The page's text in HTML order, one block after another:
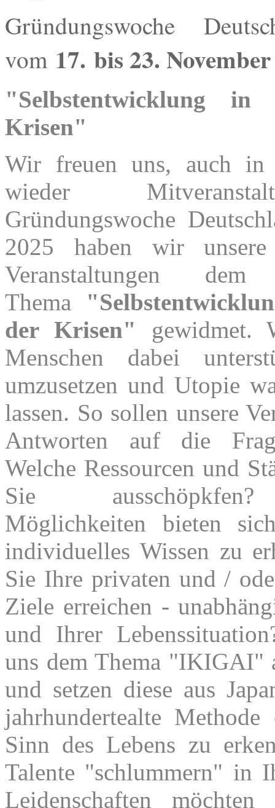
Gründungswoche
vom 17. bis 23.
"Selbstentwicklung
Krisen"
Wir freuen uns, auch in
wieder
Gründungswoche
2025 haben wir unsere
Veranstaltungen dem
Thema
der Krisen" gewidmet.
Menschen dabei
umzusetzen und Utopie
lassen. So sollen unsere
Antworten auf die
Welche Ressourcen und
Sie
Möglichkeiten bieten
individuelles Wissen zu
Sie Ihre privaten und /
Ziele erreichen -
und Ihrer
uns dem Thema "IKIGAI"
und setzen diese aus
jahrhundertealte
Sinn des Lebens zu
Talente "schlummern" in
Leidenschaften